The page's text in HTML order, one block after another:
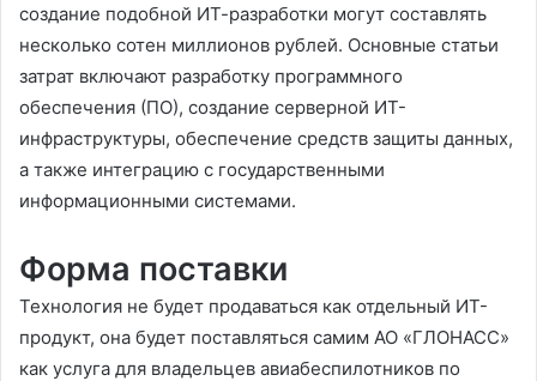
создание подобной ИТ-разработки могут составлять
несколько сотен миллионов рублей. Основные статьи
затрат включают разработку программного
обеспечения (ПО), создание серверной ИТ-
инфраструктуры, обеспечение средств защиты данных,
а также интеграцию с государственными
информационными системами.
Форма поставки
Технология не будет продаваться как отдельный ИТ-
продукт, она будет поставляться самим АО «ГЛОНАСС»
как услуга для владельцев авиабеспилотников по